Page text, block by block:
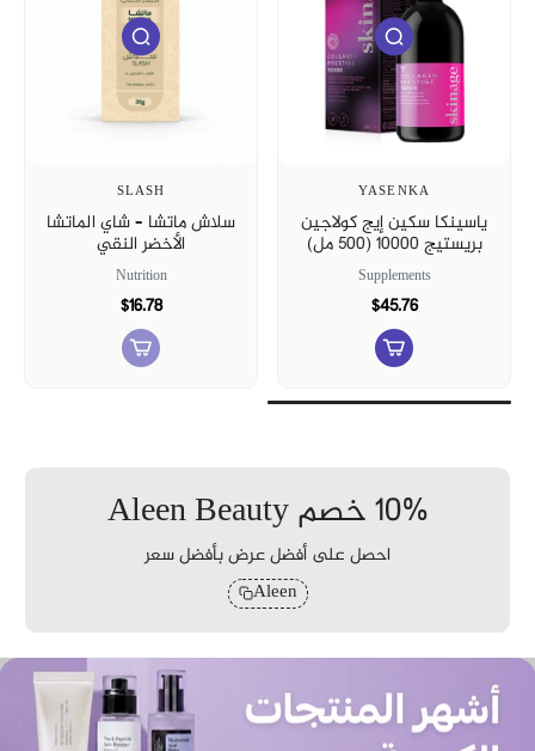
YASENKA
ياسينكا سكين إيج كولاجين
بريستيج 10000 (500 مل)
Supplements
$45.76
SLASH
سلاش ماتشا – شاي الماتشا
الأخضر النقي
Nutrition
$16.78
10% خصم Aleen Beauty
احصل على أفضل عرض بأفضل سعر
Aleen